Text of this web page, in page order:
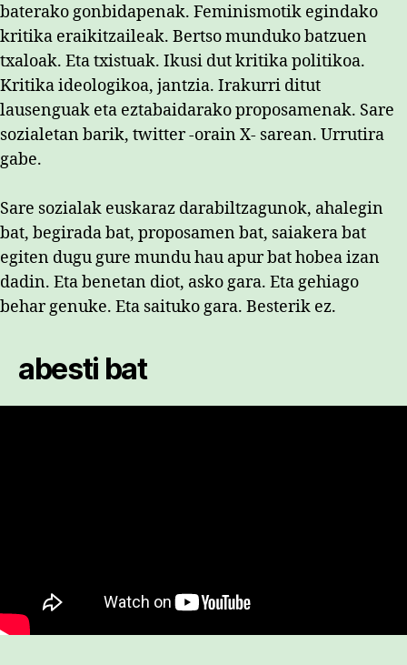
baterako gonbidapenak. Feminismotik egindako
kritika eraikitzaileak. Bertso munduko batzuen
txaloak. Eta txistuak. Ikusi dut kritika politikoa.
Kritika ideologikoa, jantzia. Irakurri ditut
lausenguak eta eztabaidarako proposamenak. Sare
sozialetan barik, twitter -orain X- sarean. Urrutira
gabe.
Sare sozialak euskaraz darabiltzagunok, ahalegin
bat, begirada bat, proposamen bat, saiakera bat
egiten dugu gure mundu hau apur bat hobea izan
dadin. Eta benetan diot, asko gara. Eta gehiago
behar genuke. Eta saituko gara. Besterik ez.
abesti bat